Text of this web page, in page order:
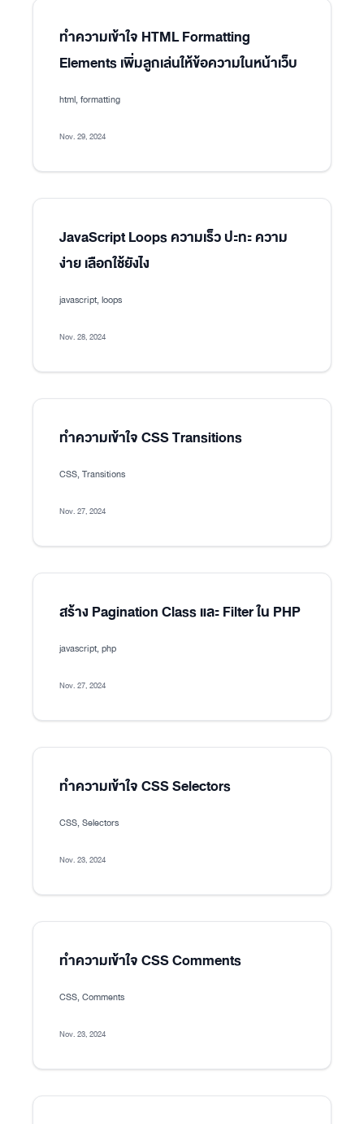
ทำความเข้าใจ HTML Formatting
Elements เพิ่มลูกเล่นให้ข้อความในหน้าเว็บ
html, formatting
Nov. 29, 2024
JavaScript Loops ความเร็ว ปะทะ ความ
ง่าย เลือกใช้ยังไง
javascript, loops
Nov. 28, 2024
ทำความเข้าใจ CSS Transitions
CSS, Transitions
Nov. 27, 2024
สร้าง Pagination Class และ Filter ใน PHP
javascript, php
Nov. 27, 2024
ทำความเข้าใจ CSS Selectors
CSS, Selectors
Nov. 23, 2024
ทำความเข้าใจ CSS Comments
CSS, Comments
Nov. 23, 2024